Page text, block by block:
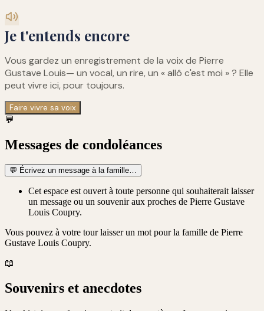
Je t'entends encore
Vous gardez un enregistrement de la voix de Pierre
Gustave Louis— un vocal, un rire, un « allô c'est moi » ? Elle
peut vivre ici, pour toujours.
Faire vivre sa voix
💬
Messages de condoléances
💬 Écrivez un message à la famille…
Cet espace est ouvert à toute personne qui souhaiterait laisser
un message ou un souvenir aux proches de Pierre Gustave
Louis Coupry.
Vous pouvez à votre tour laisser un mot pour la famille de Pierre
Gustave Louis Coupry.
📖
Souvenirs et anecdotes